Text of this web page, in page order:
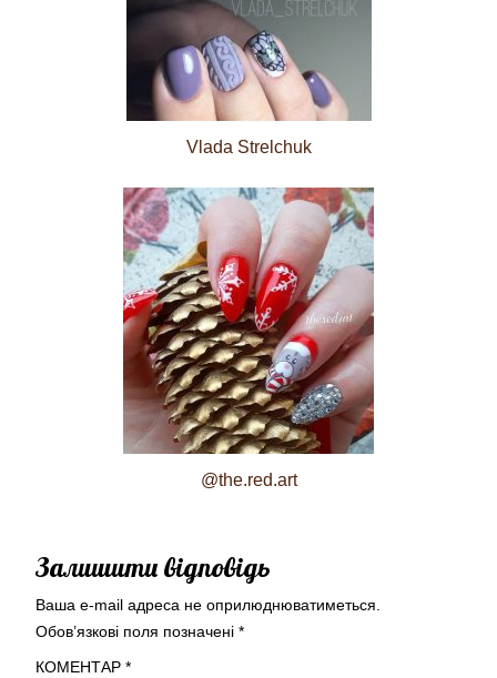
Vlada Strelchuk
@the.red.art
Залишити відповідь
Ваша e-mail адреса не оприлюднюватиметься.
Обов’язкові поля позначені *
КОМЕНТАР *